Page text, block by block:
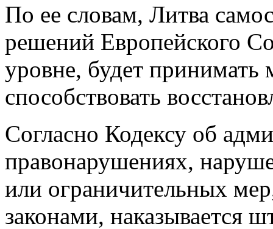
По ее словам, Литва
решений Европейского
уровне, будет принимать
способствовать
Согласно Кодексу об
правонарушениях,
или ограничительных
законами, наказывается